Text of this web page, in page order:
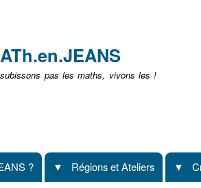
pas les maths, vivons les !
? Régions et Ateliers